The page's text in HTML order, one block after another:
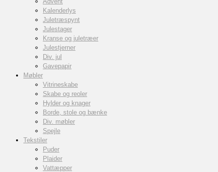
Kalenderlys
Juletræspynt
Julestager
Kranse og juletræer
Julestjerner
Div. jul
Gavepapir
Møbler
Vitrineskabe
Skabe og reoler
Hylder og knager
Borde, stole og bænke
Div. møbler
Spejle
Tekstiler
Puder
Plaider
Vattæpper